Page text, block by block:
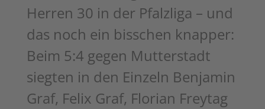
Herren 30 in der Pfalzliga – und
das noch ein bisschen knapper:
Beim 5:4 gegen Mutterstadt
siegten in den Einzeln Benjamin
Graf, Felix Graf, Florian Freytag